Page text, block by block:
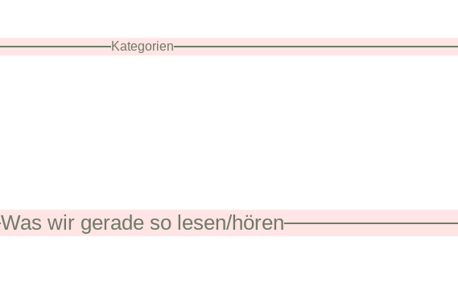
Kategorien
Was wir gerade so lesen/hören